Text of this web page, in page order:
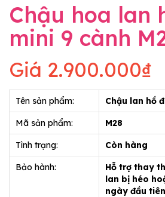
Chậu hoa lan
mini 9 cành
Giá 2.900.000₫
Tên sản phẩm: Chậu lan hồ
Mã sản phẩm: M28
Tình trạng: Còn hàng
Bảo hành:
Hỗ trợ thay
lan bị héo
ngày đầu tiên